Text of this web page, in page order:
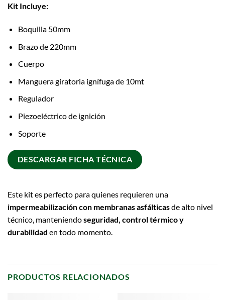
Kit Incluye:
Boquilla 50mm
Brazo de 220mm
Cuerpo
Manguera giratoria ignífuga de 10mt
Regulador
Piezoeléctrico de ignición
Soporte
DESCARGAR FICHA TÉCNICA
Este kit es perfecto para quienes requieren una
impermeabilización con membranas asfálticasde alto nivel
técnico, manteniendoseguridad, control térmico y
durabilidad en todo momento.
PRODUCTOS RELACIONADOS